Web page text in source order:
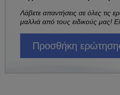
Λάβετε απαντήσεις σε όλες τις
μαλλιά από τους ειδικούς μας!
Προσθήκη